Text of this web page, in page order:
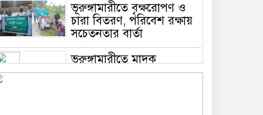
ভূরুঙ্গামারীতে বৃক্ষরোপণ ও
চারা বিতরণ, পরিবেশ রক্ষায়
সচেতনতার বার্তা
ভূরুঙ্গামারীতে মাদক
প্রতিরোধে মানববন্ধন